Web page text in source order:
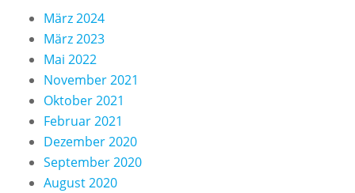
März 2024
März 2023
Mai 2022
November 2021
Oktober 2021
Februar 2021
Dezember 2020
September 2020
August 2020